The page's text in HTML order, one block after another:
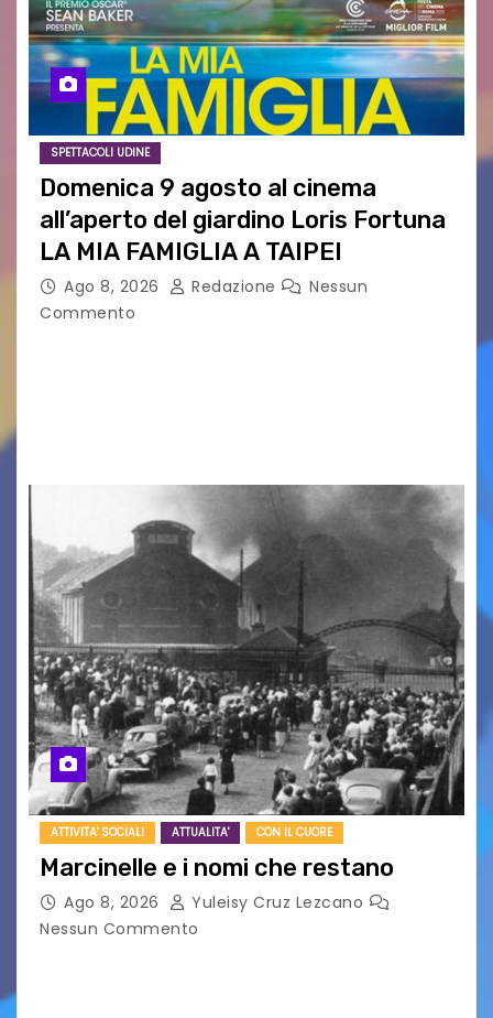
SPETTACOLI UDINE
Domenica 9 agosto al cinema
all’aperto del giardino Loris Fortuna
LA MIA FAMIGLIA A TAIPEI
Ago 8, 2026 Redazione
Nessun
Commento
ATTIVITA' SOCIALI ATTUALITA' CON IL CUORE
Marcinelle e i nomi che restano
Ago 8, 2026
Yuleisy Cruz Lezcano
Nessun Commento